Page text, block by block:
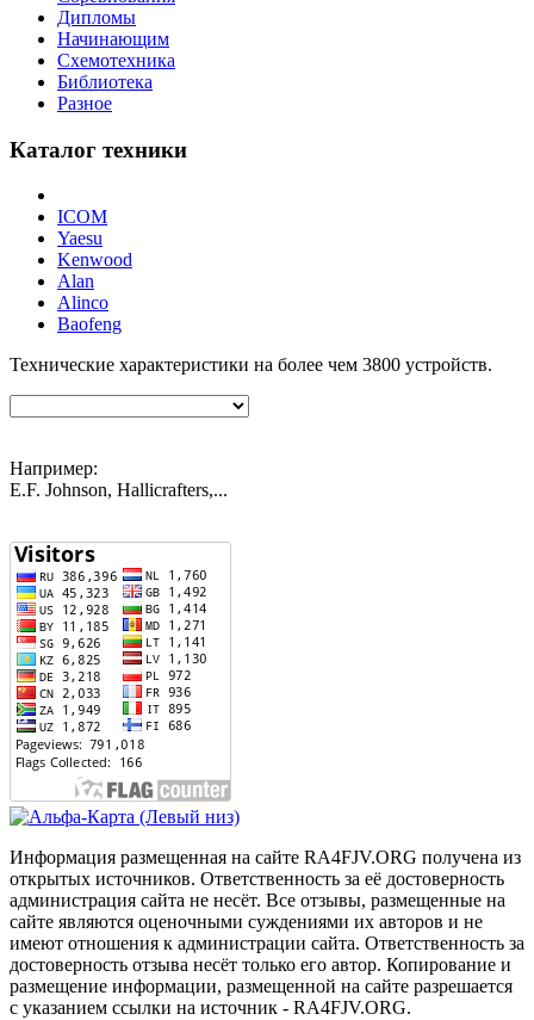
Дипломы
Начинающим
Схемотехника
Библиотека
Разное
Каталог техники
ICOM
Yaesu
Kenwood
Alan
Alinco
Baofeng
Технические характеристики на более чем 3800 устройств.
Например:
E.F. Johnson, Hallicrafters,...
Информация размещенная на сайте RA4FJV.ORG получена из
открытых источников. Ответственность за её достоверность
администрация сайта не несёт. Все отзывы, размещенные на
сайте являются оценочными суждениями их авторов и не
имеют отношения к администрации сайта. Ответственность за
достоверность отзыва несёт только его автор. Копирование и
размещение информации, размещенной на сайте разрешается
с указанием ссылки на источник - RA4FJV.ORG.